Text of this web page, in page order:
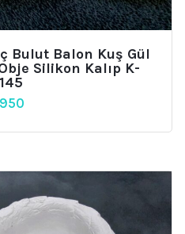
Bulut Balon Kuş Gül
Silikon Kalıp K-
950